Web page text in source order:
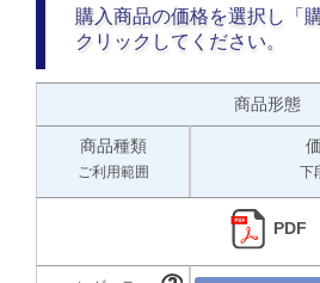
購入商品の価格を選択し「
クリックしてください。
商品形態
商品種類
ご利用範囲 下
PDF